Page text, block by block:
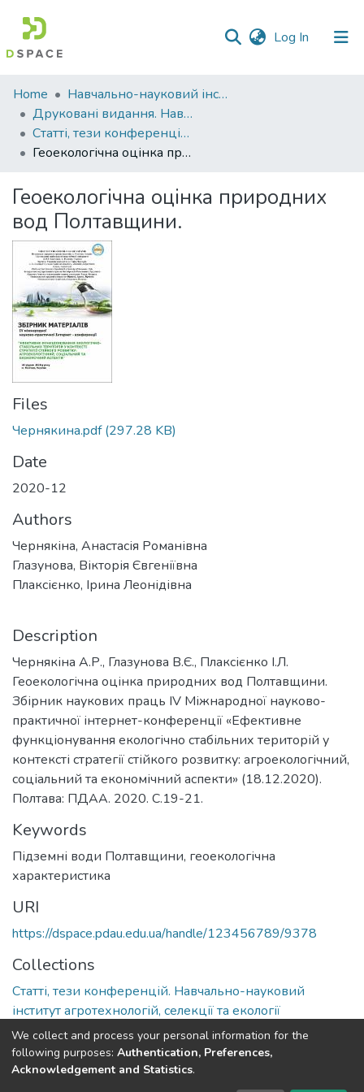
Log In (current)
Communities
&
Collections
Statistics
Home
Навчально-науковий інститут агротехнологій, селекції та екології
Друковані видання. Навчально-науковий інститут агротехнологій, селекції та екології
Статті, тези конференцій. Навчально-науковий інститут агротехнологій, селекції та екології
Геоекологічна оцінка природних вод Полтавщини.
Геоекологічна оцінка природних
вод Полтавщини.
Files
Чернякина.pdf(297.28 KB)
Date
2020-12
Authors
Чернякіна, Анастасія Романівна
Глазунова, Вікторія Євгеніївна
Плаксієнко, Ірина Леонідівна
Description
Чернякіна А.Р., Глазунова В.Є., Плаксієнко І.Л.
Геоекологічна оцінка природних вод Полтавщини.
Збірник наукових праць ІV Міжнародної науково-
практичної інтернет-конференції «Ефективне
функціонування екологічно стабільних територій у
контексті стратегії стійкого розвитку: агроекологічний,
соціальний та економічний аспекти» (18.12.2020).
Полтава: ПДАА. 2020. С.19-21.
Keywords
Підземні води Полтавщини, геоекологічна
характеристика
URI
https://dspace.pdau.edu.ua/handle/123456789/9378
Collections
Статті, тези конференцій. Навчально-науковий
інститут агротехнологій, селекції та екології
Full item page
We collect and process your personal information for the
following purposes: Authentication, Preferences,
Acknowledgement and Statistics.